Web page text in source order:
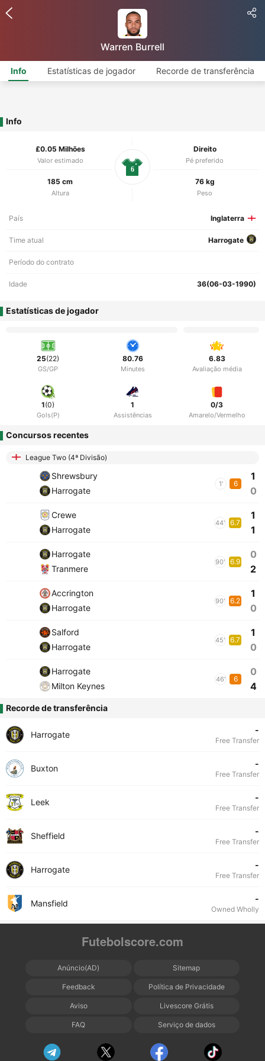
Warren Burrell
Info Estatísticas de jogador Recorde de transferência
Info
£0.05 Milhões
Valor estimado
Direito
Pé preferido
185 cm
Altura
76 kg
Peso
6
País Inglaterra
Time atual Harrogate
Período do contrato
Idade 36(06-03-1990)
Estatísticas de jogador
25(22)
GS/GP
80.76
Minutes
6.83
Avaliação média
1(0)
Gols(P)
1
Assistências
0/3
Amarelo/Vermelho
Concursos recentes
League Two (4ª Divisão)
Shrewsbury
Harrogate
1' 6
1
0
Crewe
Harrogate
44' 6.7
1
1
Harrogate
Tranmere
90' 6.9
0
2
Accrington
Harrogate
90' 6.2
1
0
Salford
Harrogate
45' 6.7
1
0
Harrogate
Milton Keynes
46' 6
0
4
Recorde de transferência
Harrogate -
Free Transfer
Buxton -
Free Transfer
Leek -
Free Transfer
Sheffield -
Free Transfer
Harrogate -
Free Transfer
Mansfield -
Owned Wholly
Futebolscore.com
Anúncio(AD) Sitemap
Feedback Política de Privacidade
Aviso Livescore Grátis
FAQ Serviço de dados